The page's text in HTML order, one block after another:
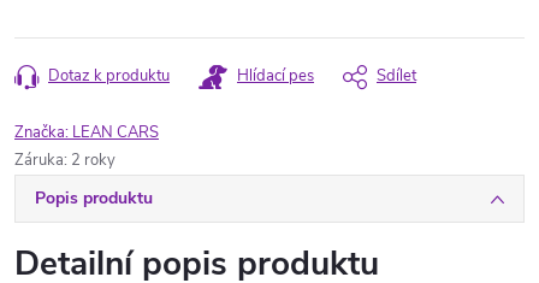
cena:
Dotaz k produktu Hlídací pes Sdílet
Značka: LEAN CARS
Záruka: 2 roky
Popis produktu
Detailní popis produktu